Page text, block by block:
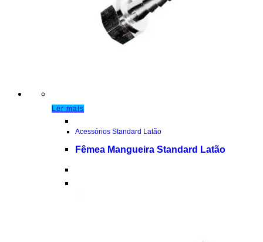
Ler mais
Acessórios Standard Latão
Fêmea Mangueira Standard Latão